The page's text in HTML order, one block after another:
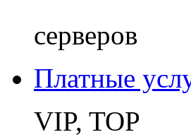
серверов
Платные
VIP, TOP